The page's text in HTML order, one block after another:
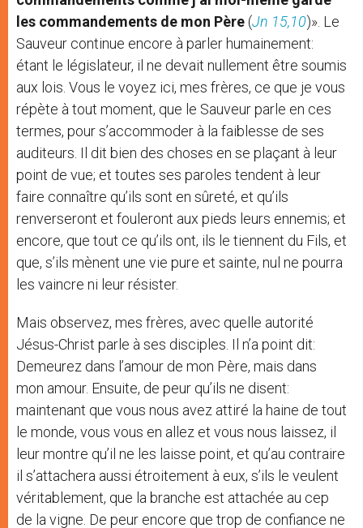
les commandements de mon Père (Jn 15,10)». Le
Sauveur continue encore à parler humainement:
étant le législateur, il ne devait nullement être soumis
aux lois. Vous le voyez ici, mes frères, ce que je vous
répète à tout moment, que le Sauveur parle en ces
termes, pour s’accommoder à la faiblesse de ses
auditeurs. Il dit bien des choses en se plaçant à leur
point de vue; et toutes ses paroles tendent à leur
faire connaître qu’ils sont en sûreté, et qu’ils
renverseront et fouleront aux pieds leurs ennemis; et
encore, que tout ce qu’ils ont, ils le tiennent du Fils, et
que, s’ils mènent une vie pure et sainte, nul ne pourra
les vaincre ni leur résister.
Mais observez, mes frères, avec quelle autorité
Jésus-Christ parle à ses disciples. Il n’a point dit:
Demeurez dans l’amour de mon Père, mais dans
mon amour. Ensuite, de peur qu’ils ne disent:
maintenant que vous nous avez attiré la haine de tout
le monde, vous vous en allez et vous nous laissez, il
leur montre qu’il ne les laisse point, et qu’au contraire
il s’attachera aussi étroitement à eux, s’ils le veulent
véritablement, que la branche est attachée au cep
de la vigne. De peur encore que trop de confiance ne